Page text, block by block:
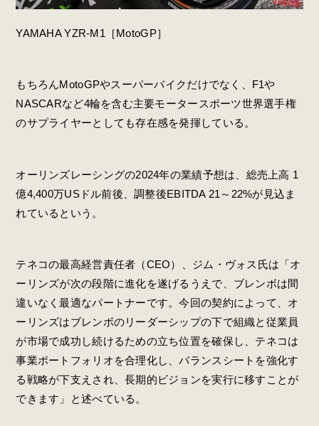
YAMAHA YZR-M1［MotoGP］
もちろんMotoGPやスーパーバイクだけでなく、F1や
NASCARなど4輪を含む主要モータースポーツ世界選手権
のサプライヤーとしても存在感を発揮している。
オーリンズレーシングの2024年の業績予想は、総売上高 1
億4,400万USドル前後、調整後EBITDA 21～22%が見込ま
れているという。
テネコの最高経営責任者（CEO）、ジム・ヴォス氏は「オ
ーリンズが次の段階に進化を遂げるうえで、ブレンボは間
違いなく最適なパートナーです。今回の契約によって、オ
ーリンズはブレンボのリーダーシップの下で組織と従業員
が市場で成功し続けるための立ち位置を確保し、テネコは
事業ポートフォリオを合理化し、バランスシートを強化す
る戦略が下支えされ、長期的ビジョンを実行に移すことが
できます」と述べている。